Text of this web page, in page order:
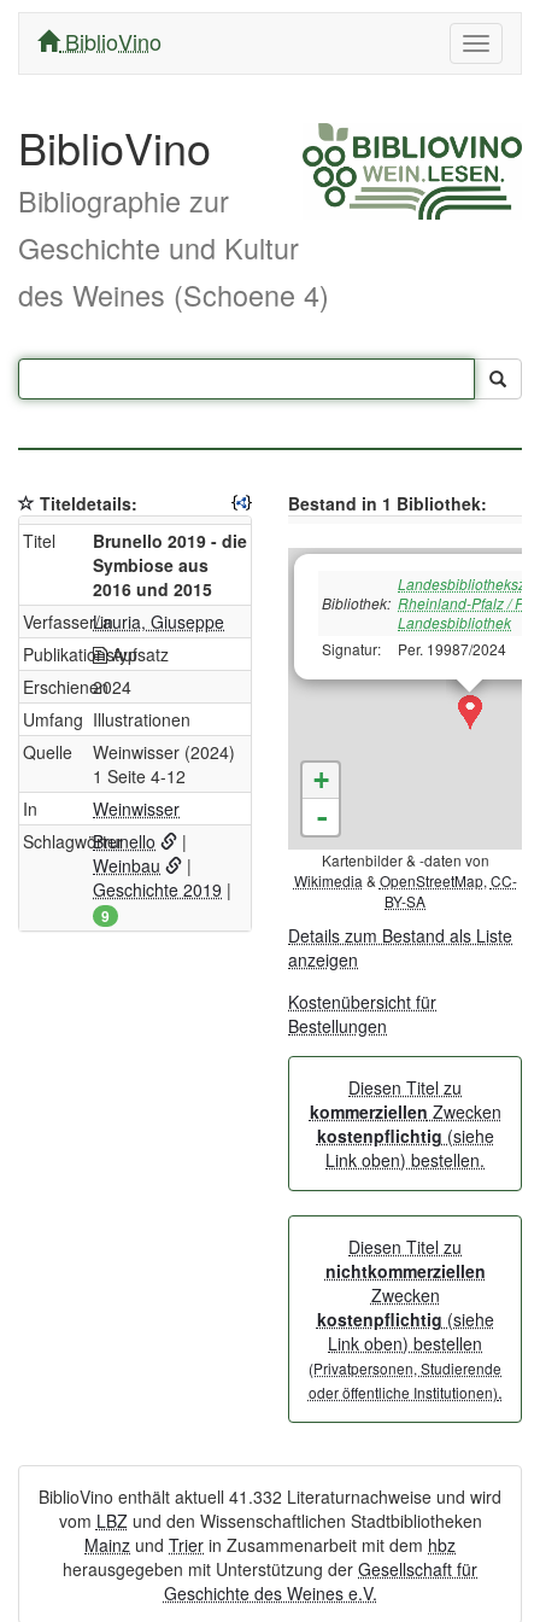
ein/
BiblioVino
BiblioVino
Bibliographie zur
Geschichte und Kultur
des Weines (Schoene 4)
Titeldetails:
Titel
Brunello 2019 - die
Symbiose aus
2016 und 2015
Verfasser/inLauria, Giuseppe
PublikationstypAufsatz
Erschienen2024
Umfang Illustrationen
Quelle
Weinwisser (2024)
1 Seite 4-12
In
Weinwisser
SchlagwörterBrunello
|
Weinbau
|
Geschichte 2019 |
9
Bestand in 1 Bibliothek:
Bibliothek: Rheinland-Pfalz /
Landesbibliothek
Signatur:
Per. 19987/2024
+
-
Kartenbilder & -daten von
Wikimedia & OpenStreetMap, CC-
BY-SA
Details zum Bestand als Liste
anzeigen
Kostenübersicht für
Bestellungen
Diesen Titel zu
kommerziellen Zwecken
kostenpflichtig (siehe
Link oben) bestellen.
Diesen Titel zu
nichtkommerziellen
Zwecken
kostenpflichtig (siehe
Link oben) bestellen
(Privatpersonen, Studierende
oder öffentliche Institutionen).
BiblioVino enthält aktuell 41.332 Literaturnachweise und wird
vom LBZund den Wissenschaftlichen Stadtbibliotheken
Mainz und Trier in Zusammenarbeit mit dem hbz
herausgegeben mit Unterstützung der Gesellschaft für
Geschichte des Weines e.V.